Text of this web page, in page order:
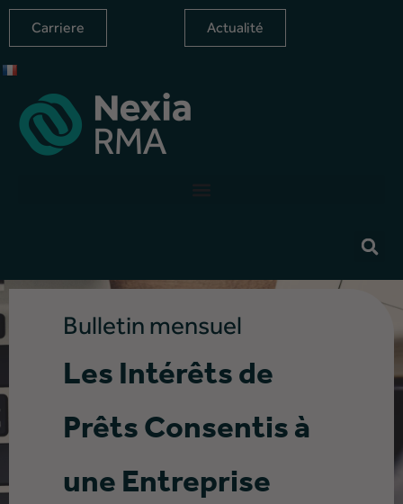
Carriere Actualité
Les Intérêts de
Prêts Consentis à
une Entreprise
Bulletin mensuel